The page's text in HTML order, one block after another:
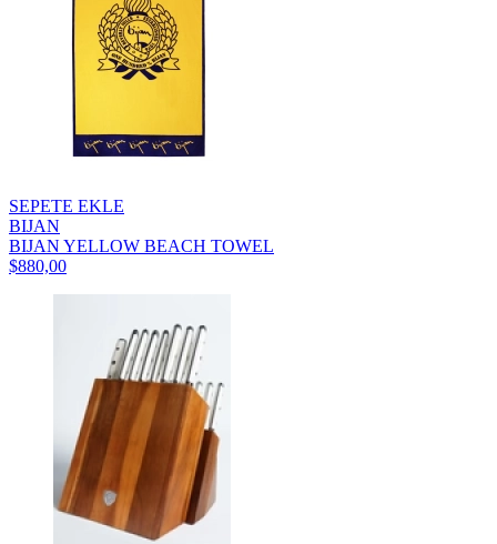
SEPETE EKLE
BIJAN
BIJAN YELLOW BEACH TOWEL
$880,00